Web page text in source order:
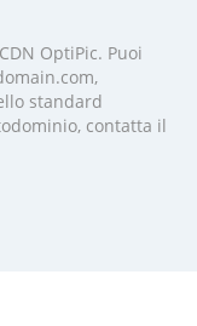
OptiPic. Puoi
standard
contatta il